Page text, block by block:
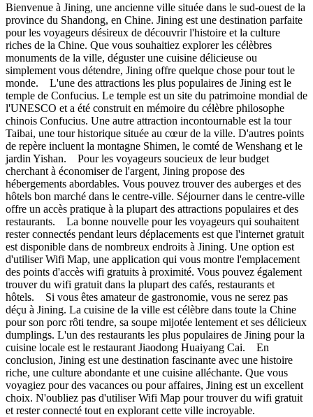
Bienvenue à Jining, une ancienne ville située dans le sud-ouest de la
province du Shandong, en Chine. Jining est une destination parfaite
pour les voyageurs désireux de découvrir l'histoire et la culture
riches de la Chine. Que vous souhaitiez explorer les célèbres
monuments de la ville, déguster une cuisine délicieuse ou
simplement vous détendre, Jining offre quelque chose pour tout le
monde. L'une des attractions les plus populaires de Jining est le
temple de Confucius. Le temple est un site du patrimoine mondial de
l'UNESCO et a été construit en mémoire du célèbre philosophe
chinois Confucius. Une autre attraction incontournable est la tour
Taibai, une tour historique située au cœur de la ville. D'autres points
de repère incluent la montagne Shimen, le comté de Wenshang et le
jardin Yishan. Pour les voyageurs soucieux de leur budget
cherchant à économiser de l'argent, Jining propose des
hébergements abordables. Vous pouvez trouver des auberges et des
hôtels bon marché dans le centre-ville. Séjourner dans le centre-ville
offre un accès pratique à la plupart des attractions populaires et des
restaurants. La bonne nouvelle pour les voyageurs qui souhaitent
rester connectés pendant leurs déplacements est que l'internet gratuit
est disponible dans de nombreux endroits à Jining. Une option est
d'utiliser Wifi Map, une application qui vous montre l'emplacement
des points d'accès wifi gratuits à proximité. Vous pouvez également
trouver du wifi gratuit dans la plupart des cafés, restaurants et
hôtels. Si vous êtes amateur de gastronomie, vous ne serez pas
déçu à Jining. La cuisine de la ville est célèbre dans toute la Chine
pour son porc rôti tendre, sa soupe mijotée lentement et ses délicieux
dumplings. L'un des restaurants les plus populaires de Jining pour la
cuisine locale est le restaurant Jiaodong Huaiyang Cai. En
conclusion, Jining est une destination fascinante avec une histoire
riche, une culture abondante et une cuisine alléchante. Que vous
voyagiez pour des vacances ou pour affaires, Jining est un excellent
choix. N'oubliez pas d'utiliser Wifi Map pour trouver du wifi gratuit
et rester connecté tout en explorant cette ville incroyable.